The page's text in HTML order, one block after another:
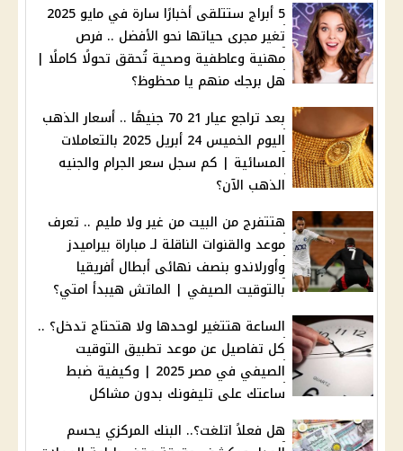
5 أبراج ستتلقى أخبارًا سارة في مايو 2025
تغير مجرى حياتها نحو الأفضل .. فرص
مهنية وعاطفية وصحية تُحقق تحولًا كاملًا |
هل برجك منهم يا محظوظ؟
بعد تراجع عيار 21 70 جنيهًا .. أسعار الذهب
اليوم الخميس 24 أبريل 2025 بالتعاملات
المسائية | كم سجل سعر الجرام والجنيه
الذهب الآن؟
هتتفرج من البيت من غير ولا مليم .. تعرف
موعد والقنوات الناقلة لـ مباراة بيراميدز
وأورلاندو بنصف نهائى أبطال أفريقيا
بالتوقيت الصيفي | الماتش هيبدأ امتي؟
الساعة هتتغير لوحدها ولا هتحتاج تدخل؟ ..
كل تفاصيل عن موعد تطبيق التوقيت
الصيفي في مصر 2025 | وكيفية ضبط
ساعتك على تليفونك بدون مشاكل
هل فعلاً اتلغت؟.. البنك المركزي يحسم